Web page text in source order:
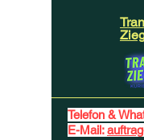
Telefon &
E-Mail: